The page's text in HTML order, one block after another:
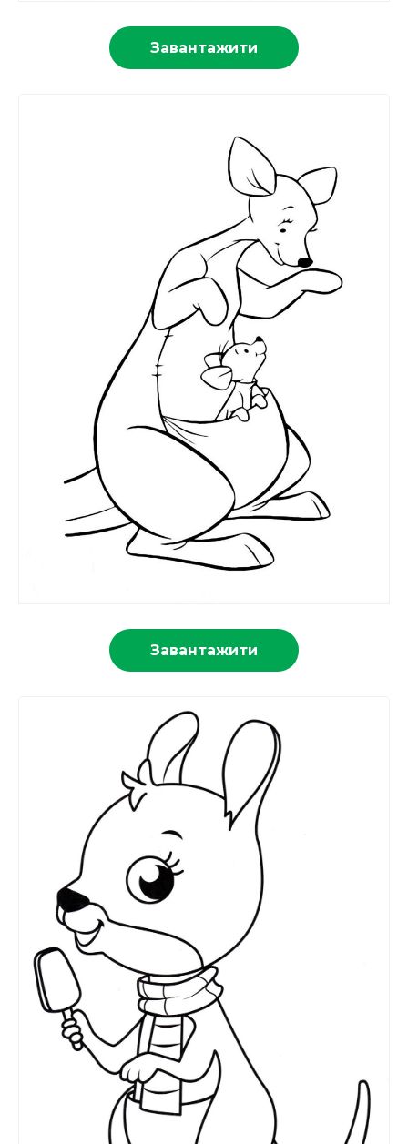
Завантажити
Завантажити